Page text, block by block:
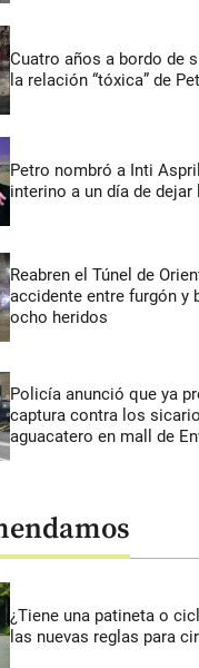
Cuatro años a bordo de
la relación “tóxica” de
Petro nombró a Inti
interino a un día de dejar
Reabren el Túnel de
accidente entre furgón y
ocho heridos
Policía anunció que ya
captura contra los
aguacatero en mall de
¿Tiene una patineta o
las nuevas reglas para